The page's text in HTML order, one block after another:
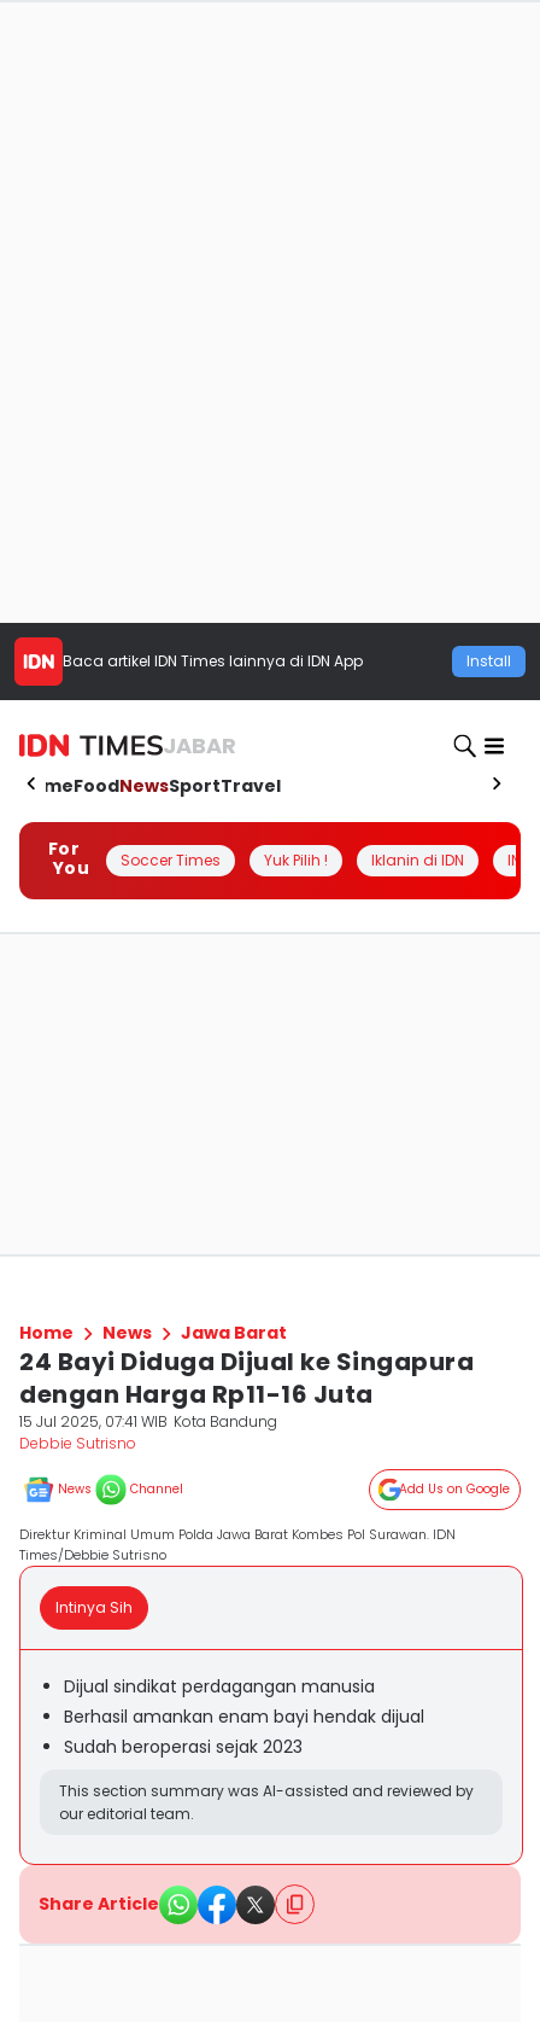
Baca artikel IDN Times lainnya di IDN App Install
JABAR
HomeFoodNewsSportTravel
For
You
Soccer Times Yuk Pilih ! Iklanin di IDN
Home News Jawa Barat
24 Bayi Diduga Dijual ke Singapura
dengan Harga Rp11-16 Juta
15 Jul 2025, 07:41 WIB Kota Bandung
Debbie Sutrisno
News Channel Add Us on Google
Direktur Kriminal Umum Polda Jawa Barat Kombes Pol Surawan. IDN
Times/Debbie Sutrisno
Intinya Sih
Dijual sindikat perdagangan manusia
Berhasil amankan enam bayi hendak dijual
Sudah beroperasi sejak 2023
This section summary was AI-assisted and reviewed by
our editorial team.
Share Article